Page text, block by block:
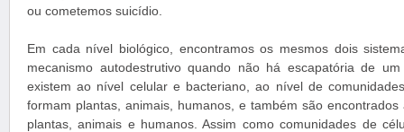
ou cometemos suicídio.
Em cada nível biológico, encontramos os mesmos dois
mecanismo autodestrutivo quando não há escapatória de
existem ao nível celular e bacteriano, ao nível de
formam plantas, animais, humanos, e também são
plantas, animais e humanos. Assim como comunidades de